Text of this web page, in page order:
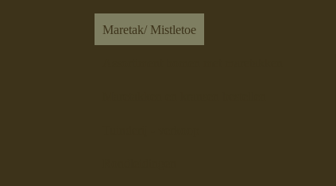
Maretak/ Mistletoe